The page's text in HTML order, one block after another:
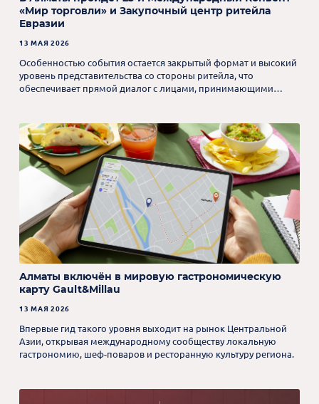
«Мир торговли» и Закупочный центр ритейла
Евразии
13 МАЯ 2026
Особенностью события остается закрытый формат и высокий
уровень представительства со стороны ритейла, что
обеспечивает прямой диалог с лицами, принимающими
Алматы включён в мировую гастрономическую
карту Gault&Millau
13 МАЯ 2026
Впервые гид такого уровня выходит на рынок Центральной
Азии, открывая международному сообществу локальную
гастрономию, шеф-поваров и ресторанную культуру региона.